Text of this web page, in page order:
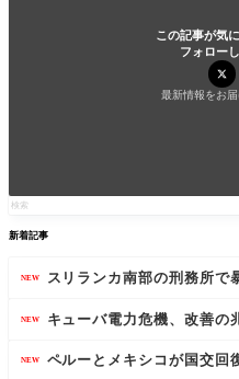
この記事が気
フォロー
最新情報をお
新着記事
NEW スリランカ南部の刑務所で
NEW キューバ電力危機、改善の
NEW ペルーとメキシコが国交回